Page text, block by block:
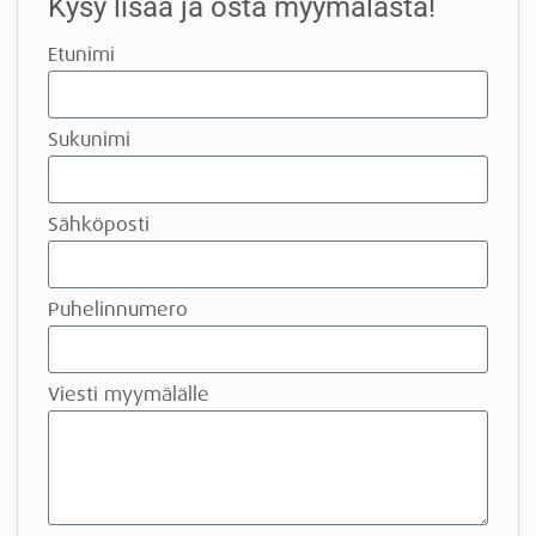
Kysy lisää ja osta myymälästä!
Etunimi
Sukunimi
Sähköposti
Puhelinnumero
Viesti myymälälle